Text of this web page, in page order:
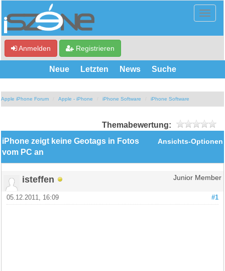
Anmelden Registrieren
Neue Letzten News Suche
Apple iPhone Forum Apple - iPhone iPhone Software iPhone Software
Themabewertung:
Ansichts-Optionen
iPhone zeigt keine Geotags in Fotos
vom PC an
isteffen Junior Member
#1
05.12.2011, 16:09